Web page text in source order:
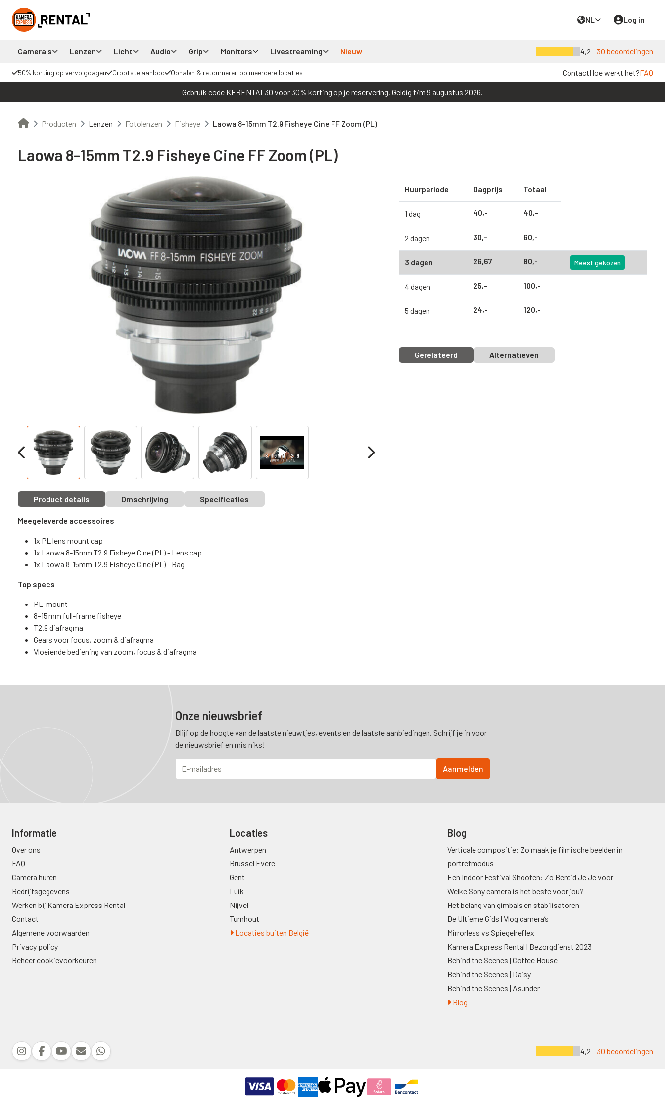
NL Log in
Camera's Lenzen Licht Audio Grip Monitors Livestreaming Nieuw 4,2 -30 beoordelingen
50% korting op vervolgdagen Grootste aanbod Ophalen & retourneren op meerdere locaties ContactHoe werkt het?FAQ
Gebruik code KERENTAL30 voor 30% korting op je reservering. Geldig t/m 9 augustus 2026.
Producten Lenzen Fotolenzen Fisheye Laowa 8-15mm T2.9 Fisheye Cine FF Zoom (PL)
Laowa 8-15mm T2.9 Fisheye Cine FF Zoom (PL)
Product details Omschrijving Specificaties
Meegeleverde accessoires
1x PL lens mount cap
1x Laowa 8-15mm T2.9 Fisheye Cine (PL) - Lens cap
1x Laowa 8-15mm T2.9 Fisheye Cine (PL) - Bag
Top specs
PL-mount
8–15 mm full-frame fisheye
T2.9 diafragma
Gears voor focus, zoom & diafragma
Vloeiende bediening van zoom, focus & diafragma
Huurperiode Dagprijs Totaal
1 dag 40,- 40,-
2 dagen 30,- 60,-
3 dagen 26,67 80,- Meest gekozen
4 dagen 25,- 100,-
5 dagen 24,- 120,-
Gerelateerd Alternatieven
Onze nieuwsbrief
Blijf op de hoogte van de laatste nieuwtjes, events en de laatste aanbiedingen. Schrijf je in voor
de nieuwsbrief en mis niks!
Informatie
Over ons
FAQ
Camera huren
Bedrijfsgegevens
Werken bij Kamera Express Rental
Contact
Algemene voorwaarden
Privacy policy
Beheer cookievoorkeuren
Locaties
Antwerpen
Brussel Evere
Gent
Luik
Nijvel
Turnhout
Locaties buiten België
Blog
Verticale compositie: Zo maak je filmische beelden in
portretmodus
Een Indoor Festival Shooten: Zo Bereid Je Je voor
Welke Sony camera is het beste voor jou?
Het belang van gimbals en stabilisatoren
De Ultieme Gids | Vlog camera’s
Mirrorless vs Spiegelreflex
Kamera Express Rental | Bezorgdienst 2023
Behind the Scenes | Coffee House
Behind the Scenes | Daisy
Behind the Scenes | Asunder
Blog
4,2 -30 beoordelingen